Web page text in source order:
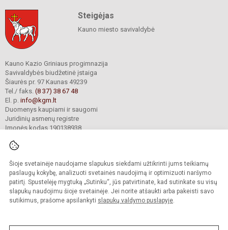
Šioje svetainėje naudojame slapukus siekdami užtikrinti jums teikiamų
paslaugų kokybę, analizuoti svetainės naudojimą ir optimizuoti naršymo
patirtį. Spustelėję mygtuką „Sutinku“, jūs patvirtinate, kad sutinkate su visų
slapukų naudojimu šioje svetainėje. Jei norite atšaukti arba pakeisti savo
sutikimus, prašome apsilankyti slapukų valdymo puslapyje.
Steigėjas
Kauno miesto savivaldybė
Kauno Kazio Griniaus progimnazija
Savivaldybės biudžetinė įstaiga
Šiaurės pr. 97 Kaunas 49239
Tel./ faks. (8 37) 38 67 48
El. p. info@kgm.lt
Duomenys kaupiami ir saugomi
Juridinių asmenų registre
Įmonės kodas 190138938
© 2024. Kauno Kazio Griniaus progimnazija. Visos teisės saugomos.
Kopijuoti turinį be raštiško progimnazijos sutikimo griežtai draudžiama.
Prieinamumo paraiška Slapukų valdymas
Sumanus būdas atnaujinti